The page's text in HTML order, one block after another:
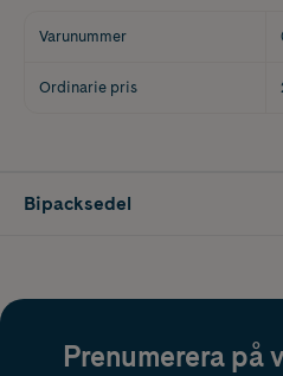
Varunummer
Ordinarie pris
Bipacksedel
Prenumerera på